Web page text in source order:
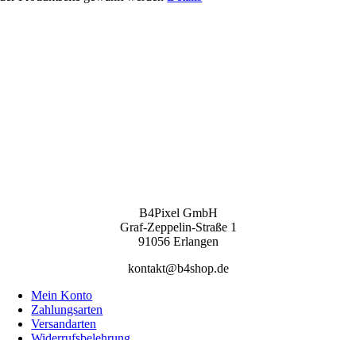
B4Pixel GmbH
Graf-Zeppelin-Straße 1
91056 Erlangen
kontakt@b4shop.de
Mein Konto
Zahlungsarten
Versandarten